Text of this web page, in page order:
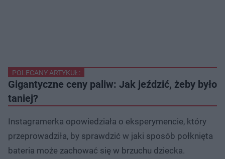
POLECANY ARTYKUŁ:
Gigantyczne ceny paliw: Jak jeździć, żeby było
taniej?
Instagramerka opowiedziała o eksperymencie, który
przeprowadziła, by sprawdzić w jaki sposób połknięta
bateria może zachować się w brzuchu dziecka.